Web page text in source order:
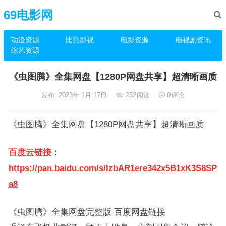
69电影网
动漫资源 比亮影视 电影资源
电视剧资讯
综艺资源
《虫图腾》全集网盘【1280P网盘共享】超清晰画质
发布: 2023年 1月 17日 252阅读 0评论
《虫图腾》全集网盘【1280P网盘共享】超清晰画质
百度云链接：
https://pan.baidu.com/s/IzbAR1ere342x5B1xK3S8SP
a8
《虫图腾》全集网盘完整版 百度网盘链接